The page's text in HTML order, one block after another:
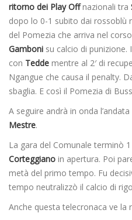
ritorno dei Play Offnazionali tra
dopo lo 0-1 subito dai rossoblù
del Pomezia che arriva nel
Gamboni su calcio di punizione.
con Tedde mentre al 2′ di
Ngangue che causa il penalty.
sbaglia. E così il Pomezia di
A seguire andrà in onda l’andata
Mestre.
La gara del Comunale terminò
Corteggiano in apertura. Poi
metà del primo tempo. Fu
tempo neutralizzò il calcio di
Anche questa telecronaca ve la